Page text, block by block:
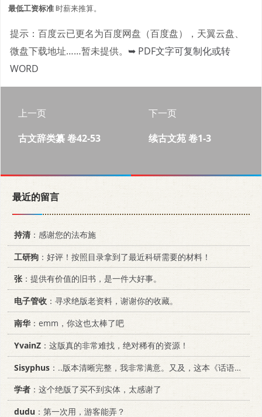
最低工资标准时薪来推算。
提示：百度云已更名为百度网盘（百度盘），天翼云盘、
微盘下载地址……暂未提供。 ➥ PDF文字可复制化或转
WORD
上一页
古文辞类纂 卷42-53
下一页
续古文苑 卷1-3
最近的留言
持清 ：感谢您的法布施
工研狗 ：好评！按照目录拿到了最近科研需要的材料！
张：提供有价值的旧书，是一件大好事。
电子管收 ：寻求绝版老资料，谢谢你的收藏。
南华：emm，你这也太棒了吧
YvainZ ：这版真的非常难找，绝对稀有的资源！
Sisyphus ：..版本清晰完整，我非常满意。又及，这本《话语的真相》...
学者 ：这个绝版了买不到实体，太感谢了
dudu ：第一次用，游客能弄？